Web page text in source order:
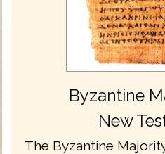
Byzantine
New
The Byzantine